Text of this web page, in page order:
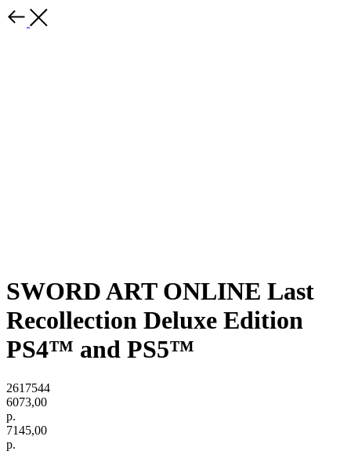
SWORD ART ONLINE Last
Recollection Deluxe Edition
PS4™ and PS5™
2617544
6073,00
р.
7145,00
р.